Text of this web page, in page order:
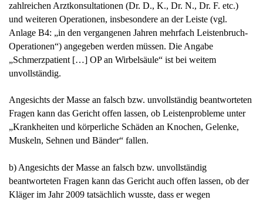
zahlreichen Arztkonsultationen (Dr. D., K., Dr. N., Dr. F. etc.)
und weiteren Operationen, insbesondere an der Leiste (vgl.
Anlage B4: „in den vergangenen Jahren mehrfach Leistenbruch-
Operationen“) angegeben werden müssen. Die Angabe
„Schmerzpatient […] OP an Wirbelsäule“ ist bei weitem
unvollständig.
Angesichts der Masse an falsch bzw. unvollständig beantworteten
Fragen kann das Gericht offen lassen, ob Leistenprobleme unter
„Krankheiten und körperliche Schäden an Knochen, Gelenke,
Muskeln, Sehnen und Bänder“ fallen.
b) Angesichts der Masse an falsch bzw. unvollständig
beantworteten Fragen kann das Gericht auch offen lassen, ob der
Kläger im Jahr 2009 tatsächlich wusste, dass er wegen